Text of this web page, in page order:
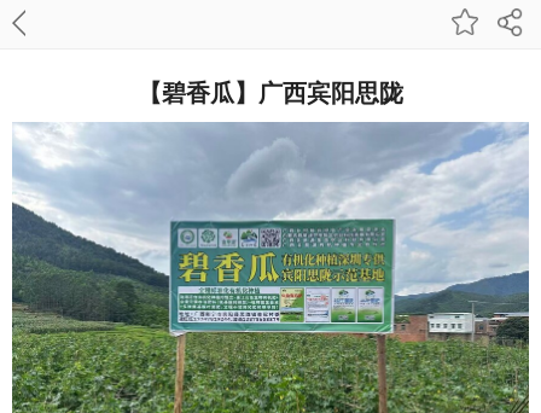
【碧香瓜】广西宾阳思陇